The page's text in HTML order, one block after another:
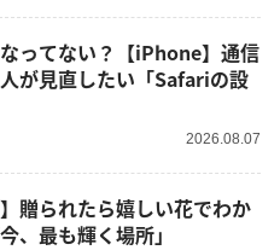
ってない？【iPhone】通信
が見直したい「Safariの設
2026.08.07
】贈られたら嬉しい花でわか
、最も輝く場所」